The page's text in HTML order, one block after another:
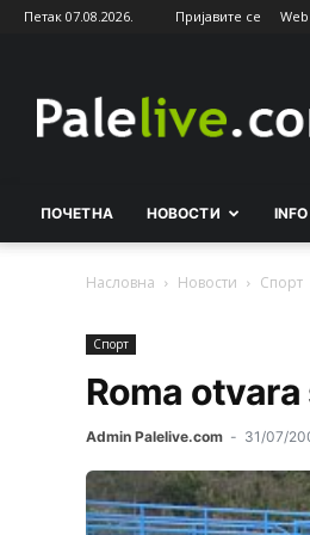
Петак 07.08.2026. Пријавите се
ПОЧЕТНА НОВОСТИ INFO
Насловна Новости Спорт
Спорт
Roma
Admin Palelive.com - 31/07/